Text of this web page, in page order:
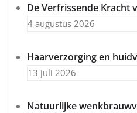
De Verfrissende Kracht
4 augustus 2026
Haarverzorging en
13 juli 2026
Natuurlijke